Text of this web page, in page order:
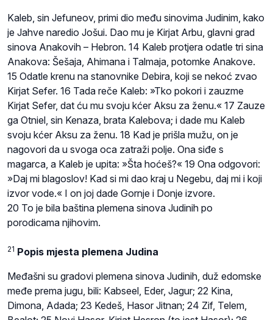
Kaleb, sin Jefuneov, primi dio među sinovima Judinim, kako
je Jahve naredio Jošui. Dao mu je Kirjat Arbu, glavni grad
sinova Anakovih – Hebron. 14 Kaleb protjera odatle tri sina
Anakova: Šešaja, Ahimana i Talmaja, potomke Anakove.
15 Odatle krenu na stanovnike Debira, koji se nekoć zvao
Kirjat Sefer. 16 Tada reče Kaleb: »Tko pokori i zauzme
Kirjat Sefer, dat ću mu svoju kćer Aksu za ženu.« 17 Zauze
ga Otniel, sin Kenaza, brata Kalebova; i dade mu Kaleb
svoju kćer Aksu za ženu. 18 Kad je prišla mužu, on je
nagovori da u svoga oca zatraži polje. Ona siđe s
magarca, a Kaleb je upita: »Šta hoćeš?« 19 Ona odgovori:
»Daj mi blagoslov! Kad si mi dao kraj u Negebu, daj mi i koji
izvor vode.« I on joj dade Gornje i Donje izvore.
20 To je bila baština plemena sinova Judinih po
porodicama njihovim.
21 Popis mjesta plemena Judina
Međašni su gradovi plemena sinova Judinih, duž edomske
međe prema jugu, bili: Kabseel, Eder, Jagur; 22 Kina,
Dimona, Adada; 23 Kedeš, Hasor Jitnan; 24 Zif, Telem,